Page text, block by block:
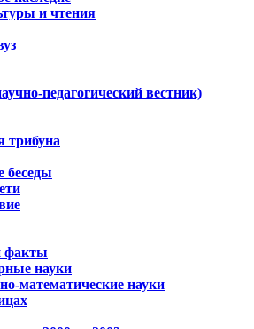
и чтения
педагогический вестник)
трибуна
беседы
факты
науки
математические науки